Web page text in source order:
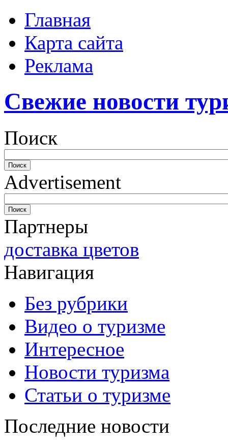
Главная
Карта сайта
Реклама
Свежие новости
Поиск
Advertisement
Партнеры
доставка цветов
Навигация
Без рубрики
Видео о туризме
Интересное
Новости туризма
Статьи о туризме
Последние новости